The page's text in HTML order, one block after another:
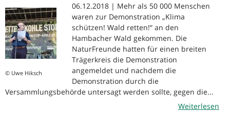
© Uwe Hiksch
06.12.2018 | Mehr als 50 000 Menschen
waren zur Demonstration „Klima
schützen! Wald retten!“ an den
Hambacher Wald gekommen. Die
NaturFreunde hatten für einen breiten
Trägerkreis die Demonstration
angemeldet und nachdem die
Demonstration durch die
Versammlungsbehörde untersagt werden sollte, gegen die...
Weiterlesen